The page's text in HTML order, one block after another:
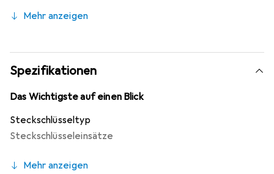
sorgt für eine sichere Verbindung mit dem
Metallmaterial Langlebigkeit und Zuverlässigkeit
gewährleistet. Mit einem Gewicht von 150 Gramm ist der
Einsatz leicht und dennoch stabil genug, um auch
anspruchsvollen Aufgaben gerecht zu werden. Ideal für
Steckschlüsseleinsatz eine wertvolle Ergänzung für jede
Werkzeugkiste.
Mehr anzeigen
Spezifikationen
Das Wichtigste auf einen Blick
Steckschlüsseltyp
Steckschlüsseleinsätze
Mehr anzeigen